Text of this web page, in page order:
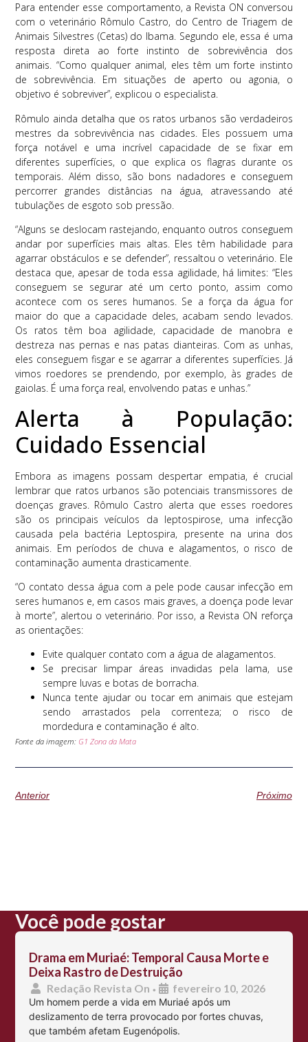
Para entender esse comportamento, a Revista ON conversou
com o veterinário Rômulo Castro, do Centro de Triagem de
Animais Silvestres (Cetas) do Ibama. Segundo ele, essa é uma
resposta direta ao forte instinto de sobrevivência dos
animais. “Como qualquer animal, eles têm um forte instinto
de sobrevivência. Em situações de aperto ou agonia, o
objetivo é sobreviver”, explicou o especialista.
Rômulo ainda detalha que os ratos urbanos são verdadeiros
mestres da sobrevivência nas cidades. Eles possuem uma
força notável e uma incrível capacidade de se fixar em
diferentes superfícies, o que explica os flagras durante os
temporais. Além disso, são bons nadadores e conseguem
percorrer grandes distâncias na água, atravessando até
tubulações de esgoto sob pressão.
“Alguns se deslocam rastejando, enquanto outros conseguem
andar por superfícies mais altas. Eles têm habilidade para
agarrar obstáculos e se defender”, ressaltou o veterinário. Ele
destaca que, apesar de toda essa agilidade, há limites: “Eles
conseguem se segurar até um certo ponto, assim como
acontece com os seres humanos. Se a força da água for
maior do que a capacidade deles, acabam sendo levados.
Os ratos têm boa agilidade, capacidade de manobra e
destreza nas pernas e nas patas dianteiras. Com as unhas,
eles conseguem fisgar e se agarrar a diferentes superfícies. Já
vimos roedores se prendendo, por exemplo, às grades de
gaiolas. É uma força real, envolvendo patas e unhas.”
Alerta à População:
Cuidado Essencial
Embora as imagens possam despertar empatia, é crucial
lembrar que ratos urbanos são potenciais transmissores de
doenças graves. Rômulo Castro alerta que esses roedores
são os principais veículos da leptospirose, uma infecção
causada pela bactéria Leptospira, presente na urina dos
animais. Em períodos de chuva e alagamentos, o risco de
contaminação aumenta drasticamente.
“O contato dessa água com a pele pode causar infecção em
seres humanos e, em casos mais graves, a doença pode levar
à morte”, alertou o veterinário. Por isso, a Revista ON reforça
as orientações:
Evite qualquer contato com a água de alagamentos.
Se precisar limpar áreas invadidas pela lama, use
sempre luvas e botas de borracha.
Nunca tente ajudar ou tocar em animais que estejam
sendo arrastados pela correnteza; o risco de
mordedura e contaminação é alto.
Fonte da imagem: G1 Zona da Mata
Anterior Próximo
Você pode gostar
Drama em Muriaé: Temporal Causa Morte e
Deixa Rastro de Destruição
Redação Revista On • fevereiro 10, 2026
Um homem perde a vida em Muriaé após um
deslizamento de terra provocado por fortes chuvas,
que também afetam Eugenópolis.